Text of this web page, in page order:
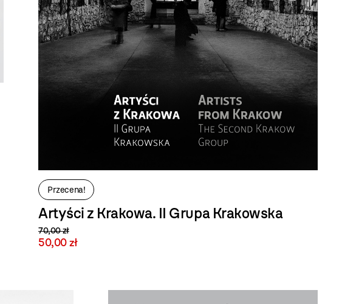
Przecena!
Artyści z Krakowa. II Grupa Krakowska
70,00 zł
50,00 zł